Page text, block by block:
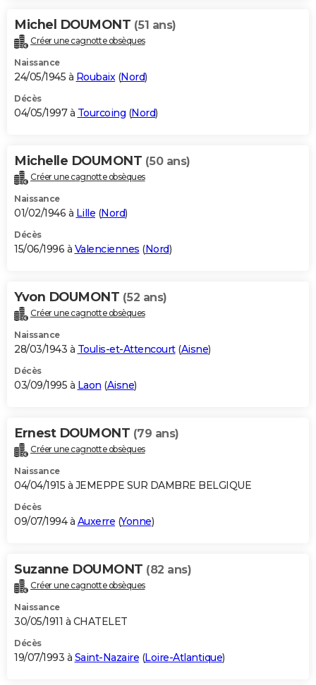
Michel DOUMONT (51 ans)
Créer une cagnotte obsèques
Naissance
24/05/1945 à Roubaix(Nord)
Décès
04/05/1997 à Tourcoing (Nord)
Michelle DOUMONT (50 ans)
Créer une cagnotte obsèques
Naissance
01/02/1946 à Lille (Nord)
Décès
15/06/1996 à Valenciennes (Nord)
Yvon DOUMONT (52 ans)
Créer une cagnotte obsèques
Naissance
28/03/1943 à Toulis-et-Attencourt(Aisne)
Décès
03/09/1995 à Laon (Aisne)
Ernest DOUMONT (79 ans)
Créer une cagnotte obsèques
Naissance
04/04/1915 à JEMEPPE SUR DAMBRE BELGIQUE
Décès
09/07/1994 à Auxerre (Yonne)
Suzanne DOUMONT (82 ans)
Créer une cagnotte obsèques
Naissance
30/05/1911 à CHATELET
Décès
19/07/1993 à Saint-Nazaire (Loire-Atlantique)